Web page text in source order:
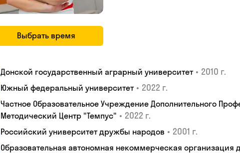
Выбрать время
Донской государственный аграрный университет • 2010 г.
Южный федеральный университет • 2022 г.
Частное Образовательное Учреждение Дополнительного
Методический Центр "Темпус" • 2022 г.
Российский университет дружбы народов • 2001 г.
Образовательная автономная некоммерческая организация